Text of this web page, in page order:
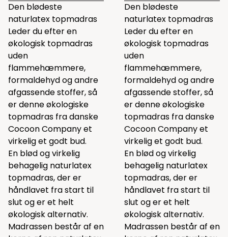
Den blødeste
naturlatex topmadras
Leder du efter en
økologisk topmadras
uden
flammehæmmere,
formaldehyd og andre
afgassende stoffer, så
er denne økologiske
topmadras fra danske
Cocoon Company et
virkelig et godt bud.
En blød og virkelig
behagelig naturlatex
topmadras, der er
håndlavet fra start til
slut og er et helt
økologisk alternativ.
Madrassen består af en
Den blødeste
naturlatex topmadras
Leder du efter en
økologisk topmadras
uden
flammehæmmere,
formaldehyd og andre
afgassende stoffer, så
er denne økologiske
topmadras fra danske
Cocoon Company et
virkelig et godt bud.
En blød og virkelig
behagelig naturlatex
topmadras, der er
håndlavet fra start til
slut og er et helt
økologisk alternativ.
Madrassen består af en